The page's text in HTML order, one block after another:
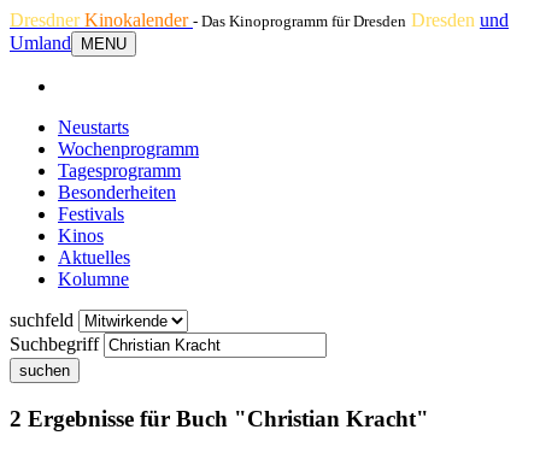
DresdnerKinokalender - Das Kinoprogramm für Dresden Dresden und
Umland
MENU
Neustarts
Wochenprogramm
Tagesprogramm
Besonderheiten
Festivals
Kinos
Aktuelles
Kolumne
suchfeld
Suchbegriff
suchen
2 Ergebnisse für Buch "Christian Kracht"